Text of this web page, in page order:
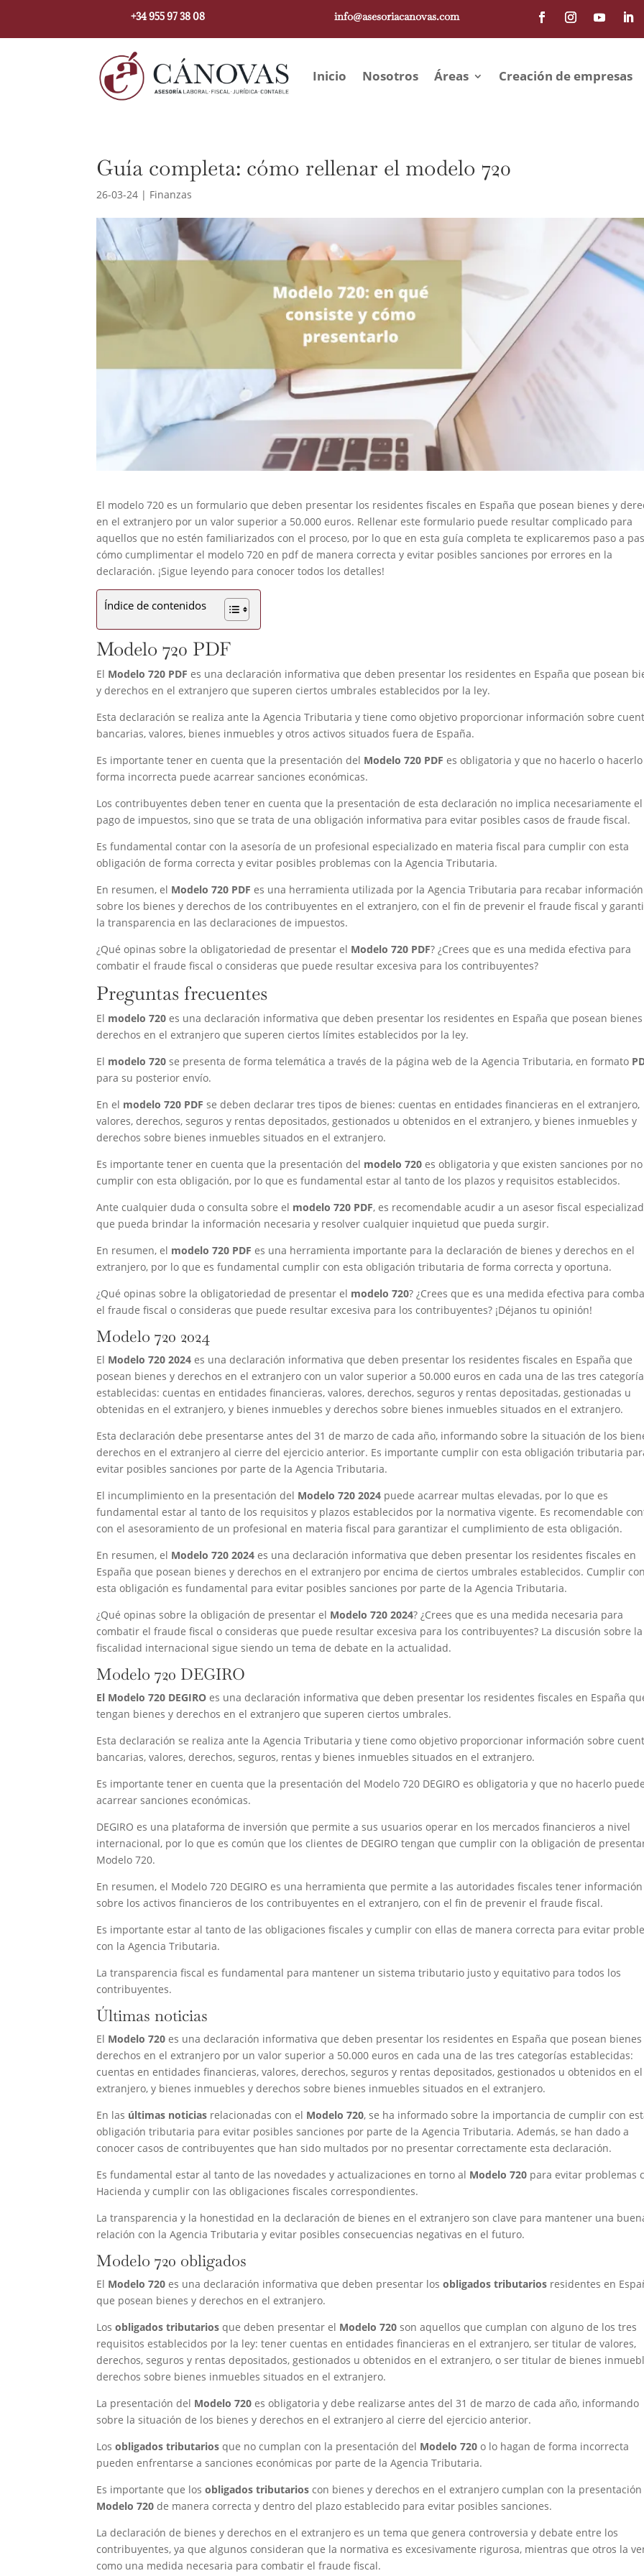
+34 955 97 38 08 info@asesoriacanovas.com
Inicio Nosotros Áreas Creación de empresas
Guía completa: cómo rellenar el modelo 720
26-03-24 | Finanzas
El modelo 720 es un formulario que deben presentar los residentes fiscales en España que posean bienes y
en el extranjero por un valor superior a 50.000 euros. Rellenar este formulario puede resultar complicado para
aquellos que no estén familiarizados con el proceso, por lo que en esta guía completa te explicaremos paso a
cómo cumplimentar el modelo 720 en pdf de manera correcta y evitar posibles sanciones por errores en la
declaración. ¡Sigue leyendo para conocer todos los detalles!
Índice de contenidos
Modelo 720 PDF
El Modelo 720 PDF es una declaración informativa que deben presentar los residentes en España que posean
y derechos en el extranjero que superen ciertos umbrales establecidos por la ley.
Esta declaración se realiza ante la Agencia Tributaria y tiene como objetivo proporcionar información sobre
bancarias, valores, bienes inmuebles y otros activos situados fuera de España.
Es importante tener en cuenta que la presentación del Modelo 720 PDF es obligatoria y que no hacerlo o
forma incorrecta puede acarrear sanciones económicas.
Los contribuyentes deben tener en cuenta que la presentación de esta declaración no implica necesariamente el
pago de impuestos, sino que se trata de una obligación informativa para evitar posibles casos de fraude fiscal.
Es fundamental contar con la asesoría de un profesional especializado en materia fiscal para cumplir con esta
obligación de forma correcta y evitar posibles problemas con la Agencia Tributaria.
En resumen, el Modelo 720 PDF es una herramienta utilizada por la Agencia Tributaria para recabar información
sobre los bienes y derechos de los contribuyentes en el extranjero, con el fin de prevenir el fraude fiscal y
la transparencia en las declaraciones de impuestos.
¿Qué opinas sobre la obligatoriedad de presentar el Modelo 720 PDF? ¿Crees que es una medida efectiva para
combatir el fraude fiscal o consideras que puede resultar excesiva para los contribuyentes?
Preguntas frecuentes
El modelo 720 es una declaración informativa que deben presentar los residentes en España que posean
derechos en el extranjero que superen ciertos límites establecidos por la ley.
El modelo 720 se presenta de forma telemática a través de la página web de la Agencia Tributaria, en formato
para su posterior envío.
En el modelo 720 PDF se deben declarar tres tipos de bienes: cuentas en entidades financieras en el extranjero,
valores, derechos, seguros y rentas depositados, gestionados u obtenidos en el extranjero, y bienes inmuebles y
derechos sobre bienes inmuebles situados en el extranjero.
Es importante tener en cuenta que la presentación del modelo 720 es obligatoria y que existen sanciones por no
cumplir con esta obligación, por lo que es fundamental estar al tanto de los plazos y requisitos establecidos.
Ante cualquier duda o consulta sobre el modelo 720 PDF, es recomendable acudir a un asesor fiscal
que pueda brindar la información necesaria y resolver cualquier inquietud que pueda surgir.
En resumen, el modelo 720 PDF es una herramienta importante para la declaración de bienes y derechos en el
extranjero, por lo que es fundamental cumplir con esta obligación tributaria de forma correcta y oportuna.
¿Qué opinas sobre la obligatoriedad de presentar el modelo 720? ¿Crees que es una medida efectiva para
el fraude fiscal o consideras que puede resultar excesiva para los contribuyentes? ¡Déjanos tu opinión!
Modelo 720 2024
El Modelo 720 2024 es una declaración informativa que deben presentar los residentes fiscales en España que
posean bienes y derechos en el extranjero con un valor superior a 50.000 euros en cada una de las tres
establecidas: cuentas en entidades financieras, valores, derechos, seguros y rentas depositadas, gestionadas u
obtenidas en el extranjero, y bienes inmuebles y derechos sobre bienes inmuebles situados en el extranjero.
Esta declaración debe presentarse antes del 31 de marzo de cada año, informando sobre la situación de los
derechos en el extranjero al cierre del ejercicio anterior. Es importante cumplir con esta obligación tributaria
evitar posibles sanciones por parte de la Agencia Tributaria.
El incumplimiento en la presentación del Modelo 720 2024 puede acarrear multas elevadas, por lo que es
fundamental estar al tanto de los requisitos y plazos establecidos por la normativa vigente. Es recomendable
con el asesoramiento de un profesional en materia fiscal para garantizar el cumplimiento de esta obligación.
En resumen, el Modelo 720 2024 es una declaración informativa que deben presentar los residentes fiscales en
España que posean bienes y derechos en el extranjero por encima de ciertos umbrales establecidos. Cumplir con
esta obligación es fundamental para evitar posibles sanciones por parte de la Agencia Tributaria.
¿Qué opinas sobre la obligación de presentar el Modelo 720 2024? ¿Crees que es una medida necesaria para
combatir el fraude fiscal o consideras que puede resultar excesiva para los contribuyentes? La discusión sobre la
fiscalidad internacional sigue siendo un tema de debate en la actualidad.
Modelo 720 DEGIRO
El Modelo 720 DEGIRO es una declaración informativa que deben presentar los residentes fiscales en España
tengan bienes y derechos en el extranjero que superen ciertos umbrales.
Esta declaración se realiza ante la Agencia Tributaria y tiene como objetivo proporcionar información sobre
bancarias, valores, derechos, seguros, rentas y bienes inmuebles situados en el extranjero.
Es importante tener en cuenta que la presentación del Modelo 720 DEGIRO es obligatoria y que no hacerlo puede
acarrear sanciones económicas.
DEGIRO es una plataforma de inversión que permite a sus usuarios operar en los mercados financieros a nivel
internacional, por lo que es común que los clientes de DEGIRO tengan que cumplir con la obligación de
Modelo 720.
En resumen, el Modelo 720 DEGIRO es una herramienta que permite a las autoridades fiscales tener información
sobre los activos financieros de los contribuyentes en el extranjero, con el fin de prevenir el fraude fiscal.
Es importante estar al tanto de las obligaciones fiscales y cumplir con ellas de manera correcta para evitar
con la Agencia Tributaria.
La transparencia fiscal es fundamental para mantener un sistema tributario justo y equitativo para todos los
contribuyentes.
Últimas noticias
El Modelo 720 es una declaración informativa que deben presentar los residentes en España que posean bienes
derechos en el extranjero por un valor superior a 50.000 euros en cada una de las tres categorías establecidas:
cuentas en entidades financieras, valores, derechos, seguros y rentas depositados, gestionados u obtenidos en el
extranjero, y bienes inmuebles y derechos sobre bienes inmuebles situados en el extranjero.
En las últimas noticias relacionadas con el Modelo 720, se ha informado sobre la importancia de cumplir con
obligación tributaria para evitar posibles sanciones por parte de la Agencia Tributaria. Además, se han dado a
conocer casos de contribuyentes que han sido multados por no presentar correctamente esta declaración.
Es fundamental estar al tanto de las novedades y actualizaciones en torno al Modelo 720 para evitar problemas
Hacienda y cumplir con las obligaciones fiscales correspondientes.
La transparencia y la honestidad en la declaración de bienes en el extranjero son clave para mantener una
relación con la Agencia Tributaria y evitar posibles consecuencias negativas en el futuro.
Modelo 720 obligados
El Modelo 720 es una declaración informativa que deben presentar losobligados tributarios residentes en
que posean bienes y derechos en el extranjero.
Losobligados tributarios que deben presentar el Modelo 720 son aquellos que cumplan con alguno de los tres
requisitos establecidos por la ley: tener cuentas en entidades financieras en el extranjero, ser titular de valores,
derechos, seguros y rentas depositados, gestionados u obtenidos en el extranjero, o ser titular de bienes
derechos sobre bienes inmuebles situados en el extranjero.
La presentación del Modelo 720 es obligatoria y debe realizarse antes del 31 de marzo de cada año, informando
sobre la situación de los bienes y derechos en el extranjero al cierre del ejercicio anterior.
Losobligados tributarios que no cumplan con la presentación del Modelo 720 o lo hagan de forma incorrecta
pueden enfrentarse a sanciones económicas por parte de la Agencia Tributaria.
Es importante que losobligados tributarios con bienes y derechos en el extranjero cumplan con la presentación
Modelo 720 de manera correcta y dentro del plazo establecido para evitar posibles sanciones.
La declaración de bienes y derechos en el extranjero es un tema que genera controversia y debate entre los
contribuyentes, ya que algunos consideran que la normativa es excesivamente rigurosa, mientras que otros la
como una medida necesaria para combatir el fraude fiscal.